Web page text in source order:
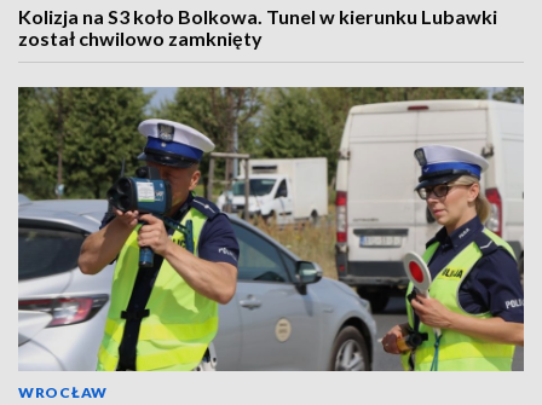
Kolizja na S3 koło Bolkowa. Tunel w kierunku Lubawki
został chwilowo zamknięty
WROCŁAW